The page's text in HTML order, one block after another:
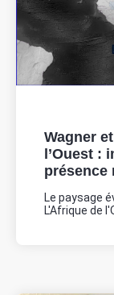
Wagner
l’Ouest :
présence
Le paysage
L'Afrique de